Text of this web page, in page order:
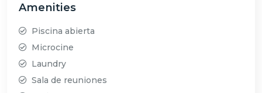
Amenities
Piscina abierta
Microcine
Laundry
Sala de reuniones